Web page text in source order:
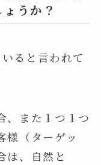
うか？
ると言われて
、また１つ１つ
様（ターゲッ
は、自然と